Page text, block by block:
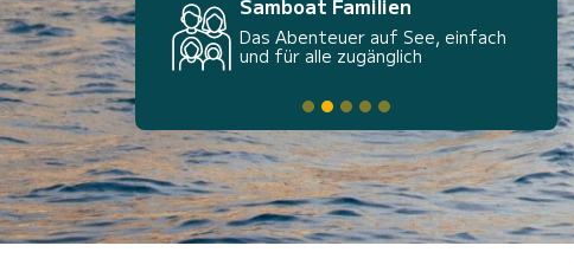
Samboat Familien
Das Abenteuer auf See, einfach
und für alle zugänglich